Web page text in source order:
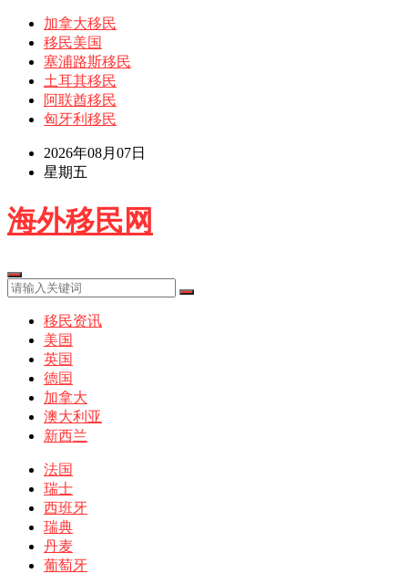
加拿大移民
移民美国
塞浦路斯移民
土耳其移民
阿联酋移民
匈牙利移民
2026年08月07日
星期五
海外移民网
移民资讯
美国
英国
德国
加拿大
澳大利亚
新西兰
法国
瑞士
西班牙
瑞典
丹麦
葡萄牙